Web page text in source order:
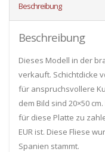
Beschreibung
Beschreibung
Dieses Modell in der
verkauft. Schichtdicke
für anspruchsvollere
dem Bild sind 20×50
für diese Platte zu
EUR ist. Diese Fliese
Spanien stammt.